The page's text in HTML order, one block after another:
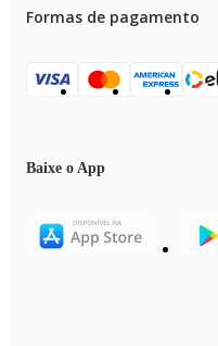
Formas de pagamento
Baixe o App